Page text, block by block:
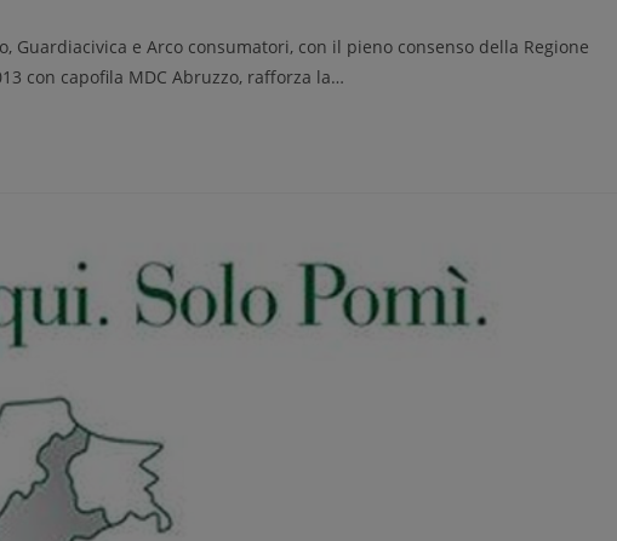
Guardiacivica e Arco consumatori, con il pieno consenso della Regione
con capofila MDC Abruzzo, rafforza la…